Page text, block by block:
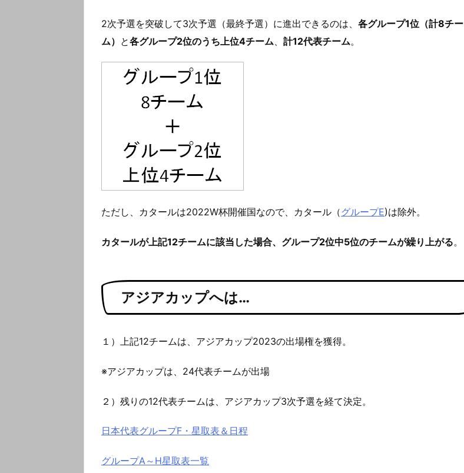
2次予選を突破して3次予選（最終予選）に進出できるのは、 各グループ1位（計8チー
ム） と各グループ2位のうち上位4チーム 計12代表チーム。
ただし、カタールは2022W杯開催国なので、カタール（グループE)は除外。
カタールが上記12チームに該当した場合、グループ2位中5位のチームが繰り上がる。
アジアカップへは…
１）上記12チームは、アジアカップ2023の出場権を獲得。
※アジアカップは、24代表チームが出場
２）残りの12代表チームは、アジアカップ3次予選を経て決定。
日本代表グループF・星取表＆日程
グループA～H星取表一覧